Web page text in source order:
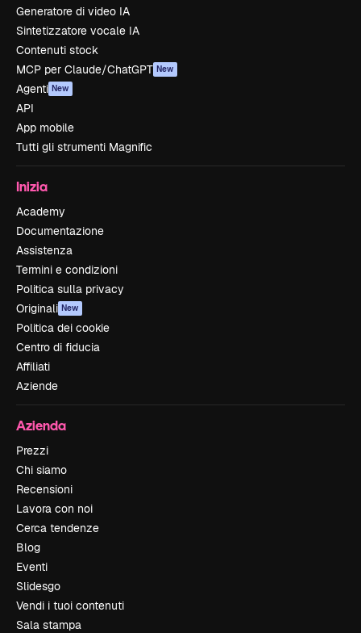
Generatore di video IA
Sintetizzatore vocale IA
Contenuti stock
MCP per Claude/ChatGPT New
Agenti New
API
App mobile
Tutti gli strumenti Magnific
Inizia
Academy
Documentazione
Assistenza
Termini e condizioni
Politica sulla privacy
Originali New
Politica dei cookie
Centro di fiducia
Affiliati
Aziende
Azienda
Prezzi
Chi siamo
Recensioni
Lavora con noi
Cerca tendenze
Blog
Eventi
Slidesgo
Vendi i tuoi contenuti
Sala stampa